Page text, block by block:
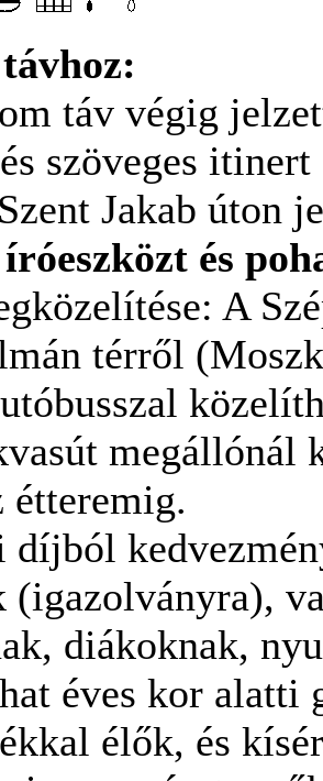
táv végig
szöveges
Jakab úton
és
A
térről
megállónál
étteremig.
díjból
(igazolványra),
diákoknak,
éves kor
élők, és